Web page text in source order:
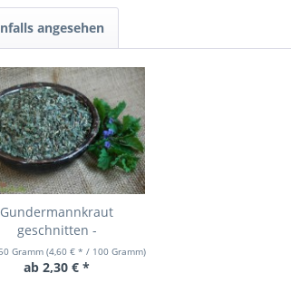
angesehen
Gundermannkraut
geschnitten -
Gundelrebenkraut-
Gramm (4,60 € * / 100 Gramm)
ab 2,30 € *